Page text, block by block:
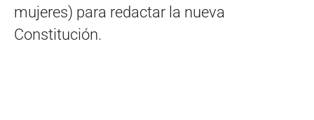
mujeres) para redactar la nueva
Constitución.